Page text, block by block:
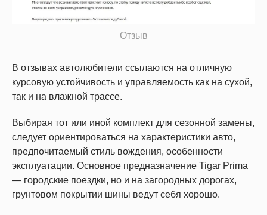
Отзыв
В отзывах автолюбители ссылаются на отличную
курсовую устойчивость и управляемость как на сухой,
так и на влажной трассе.
Выбирая тот или иной комплект для сезонной замены,
следует ориентироваться на характеристики авто,
предпочитаемый стиль вождения, особенности
эксплуатации. Основное предназначение Tigar Prima
— городские поездки, но и на загородных дорогах,
грунтовом покрытии шины ведут себя хорошо.